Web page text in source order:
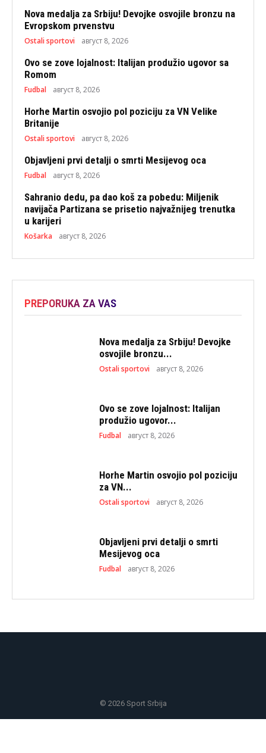
Nova medalja za Srbiju! Devojke osvojile bronzu na
Evropskom prvenstvu
Ostali sportovi август 8, 2026
Ovo se zove lojalnost: Italijan produžio ugovor sa
Romom
Fudbal август 8, 2026
Horhe Martin osvojio pol poziciju za VN Velike
Britanije
Ostali sportovi август 8, 2026
Objavljeni prvi detalji o smrti Mesijevog oca
Fudbal август 8, 2026
Sahranio dedu, pa dao koš za pobedu: Miljenik
navijača Partizana se prisetio najvažnijeg trenutka
u karijeri
Košarka август 8, 2026
PREPORUKA ZA VAS
Nova medalja za Srbiju! Devojke
osvojile bronzu...
Ostali sportovi август 8, 2026
Ovo se zove lojalnost: Italijan
produžio ugovor...
Fudbal август 8, 2026
Horhe Martin osvojio pol poziciju
za VN...
Ostali sportovi август 8, 2026
Objavljeni prvi detalji o smrti
Mesijevog oca
Fudbal август 8, 2026
© 2026 Sport Srbija